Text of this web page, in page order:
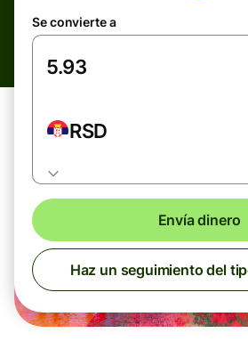
Se convierte a
RSD
Envía dinero
Haz un seguimiento del